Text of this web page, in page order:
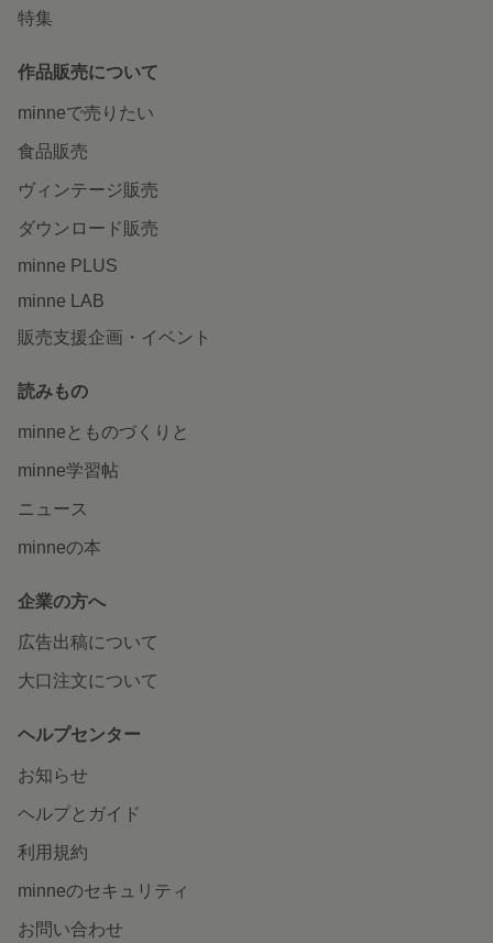
特集
作品販売について
minneで売りたい
食品販売
ヴィンテージ販売
ダウンロード販売
minne PLUS
minne LAB
販売支援企画・イベント
読みもの
minneとものづくりと
minne学習帖
ニュース
minneの本
企業の方へ
広告出稿について
大口注文について
ヘルプセンター
お知らせ
ヘルプとガイド
利用規約
minneのセキュリティ
お問い合わせ